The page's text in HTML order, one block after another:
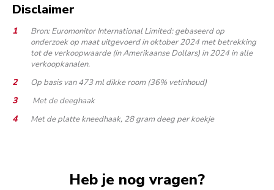
Disclaimer
Bron: Euromonitor International Limited: gebaseerd op
onderzoek op maat uitgevoerd in oktober 2024 met betrekking
tot de verkoopwaarde (in Amerikaanse Dollars) in 2024 in alle
verkoopkanalen.
Op basis van 473 ml dikke room (36% vetinhoud)
Met de deeghaak
Met de platte kneedhaak, 28 gram deeg per koekje
Heb je nog vragen?